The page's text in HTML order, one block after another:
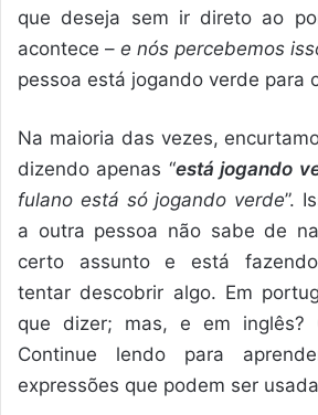
que deseja sem ir direto ao
acontece – e nós percebemos
pessoa está jogando verde para
Na maioria das vezes,
dizendo apenas “está jogando
fulano está só jogando verde”.
a outra pessoa não sabe de
certo assunto e está
tentar descobrir algo. Em
que dizer; mas, e em inglês?
Continue lendo para
expressões que podem ser